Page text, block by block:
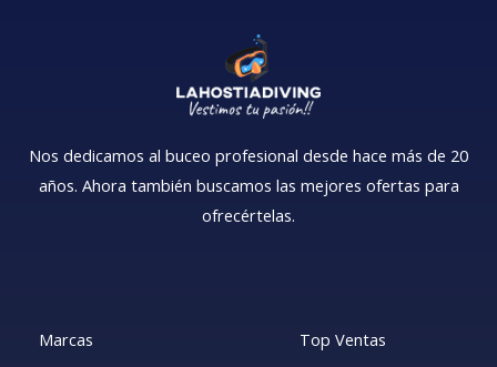
Nos dedicamos al buceo profesional desde hace más de 20
años. Ahora también buscamos las mejores ofertas para
ofrecértelas.
Marcas Top Ventas